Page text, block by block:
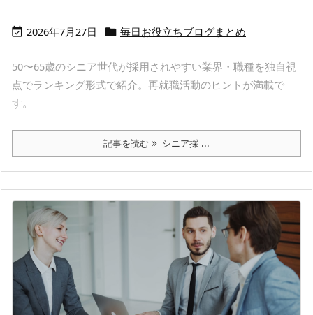
 2026年7月27日  毎日お役立ちブログまとめ
50〜65歳のシニア世代が採用されやすい業界・職種を独自視
点でランキング形式で紹介。再就職活動のヒントが満載で
す。
記事を読む シニア採 ...